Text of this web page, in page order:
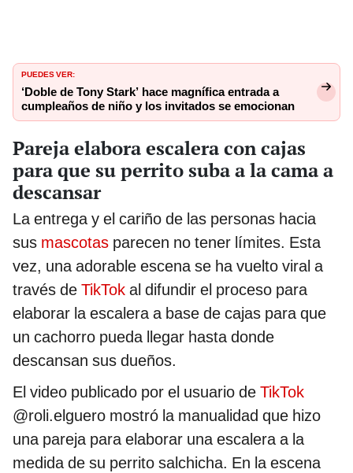
PUEDES VER:
‘Doble de Tony Stark’ hace magnífica entrada a
cumpleaños de niño y los invitados se emocionan
Pareja elabora escalera con cajas
para que su perrito suba a la cama a
descansar
La entrega y el cariño de las personas hacia
sus mascotas parecen no tener límites. Esta
vez, una adorable escena se ha vuelto viral a
través de TikTok al difundir el proceso para
elaborar la escalera a base de cajas para que
un cachorro pueda llegar hasta donde
descansan sus dueños.
El video publicado por el usuario de TikTok
@roli.elguero mostró la manualidad que hizo
una pareja para elaborar una escalera a la
medida de su perrito salchicha. En la escena